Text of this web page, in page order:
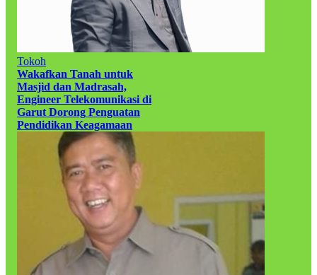
Tokoh
Wakafkan Tanah untuk
Masjid dan Madrasah,
Engineer Telekomunikasi di
Garut Dorong Penguatan
Pendidikan Keagamaan